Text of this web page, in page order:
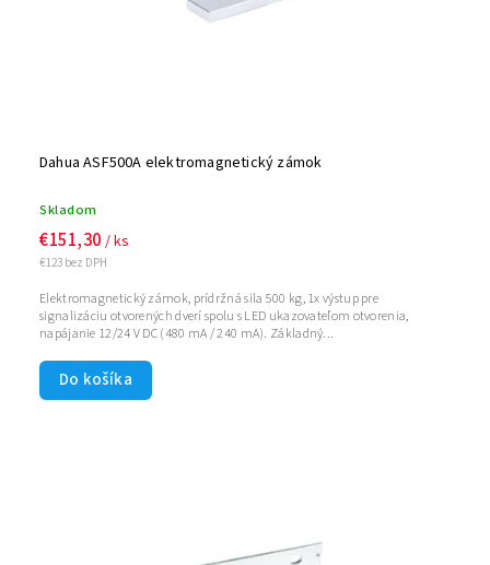
Dahua ASF500A elektromagnetický zámok
Skladom
€123 bez DPH
€151,30 / ks
Do košíka
Elektromagnetický zámok, prídržná sila 500 kg, 1x výstup pre
signalizáciu otvorených dverí spolu s LED ukazovateľom otvorenia,
napájanie 12/24 V DC (480 mA / 240 mA). Základný...